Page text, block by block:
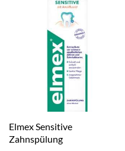
Elmex Sensitive
Zahnspülung